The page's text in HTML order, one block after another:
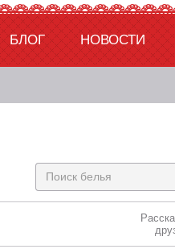
БЛОГ НОВОСТИ